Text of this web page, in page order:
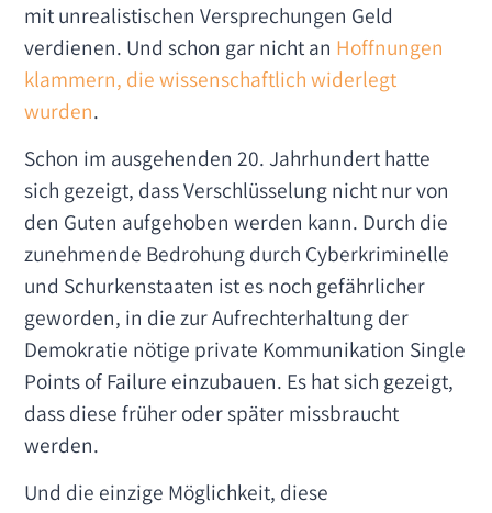
mit unrealistischen Versprechungen Geld
verdienen. Und schon gar nicht an Hoffnungen
klammern, die wissenschaftlich widerlegt
wurden.
Schon im ausgehenden 20. Jahrhundert hatte
sich gezeigt, dass Verschlüsselung nicht nur von
den Guten aufgehoben werden kann. Durch die
zunehmende Bedrohung durch Cyberkriminelle
und Schurkenstaaten ist es noch gefährlicher
geworden, in die zur Aufrechterhaltung der
Demokratie nötige private Kommunikation Single
Points of Failure einzubauen. Es hat sich gezeigt,
dass diese früher oder später missbraucht
werden.
Und die einzige Möglichkeit, diese